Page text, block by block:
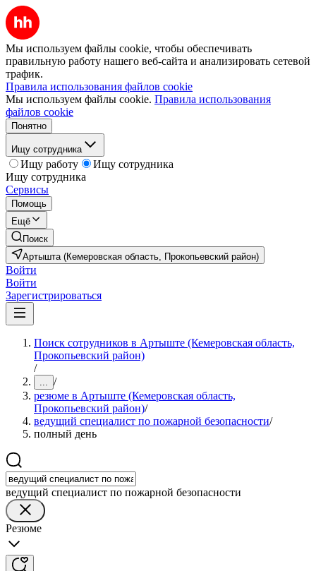
Мы используем файлы cookie, чтобы обеспечивать
правильную работу нашего веб-сайта и анализировать сетевой
трафик.
Правила использования файлов cookie
Мы используем файлы cookie. Правила использования
файлов cookie
Понятно
Ищу сотрудника
Ищу работу
Ищу сотрудника
Ищу сотрудника
Сервисы
Помощь
Ещё
Поиск
Артышта (Кемеровская область, Прокопьевский район)
Войти
Войти
Зарегистрироваться
Поиск сотрудников в Артыште (Кемеровская область,
Прокопьевский район)
/
... /
резюме в Артыште (Кемеровская область,
Прокопьевский район)/
ведущий специалист по пожарной безопасности/
полный день
ведущий специалист по пожарной безопасности
Резюме